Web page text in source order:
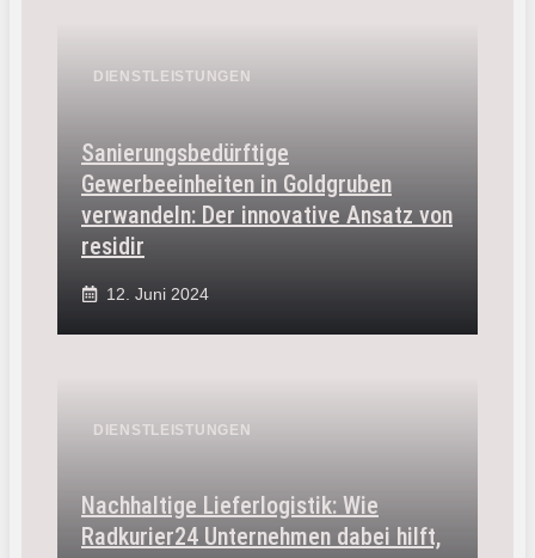
DIENSTLEISTUNGEN
Sanierungsbedürftige
Gewerbeeinheiten in Goldgruben
verwandeln: Der innovative Ansatz von
residir
12. Juni 2024
DIENSTLEISTUNGEN
Nachhaltige Lieferlogistik: Wie
Radkurier24 Unternehmen dabei hilft,